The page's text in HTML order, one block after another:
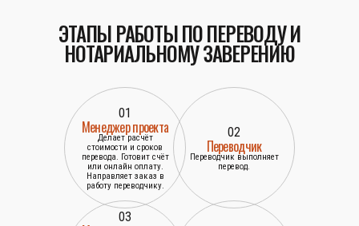
ЭТАПЫ РАБОТЫ ПО ПЕРЕВОДУ И
НОТАРИАЛЬНОМУ ЗАВЕРЕНИЮ
01
Менеджер проекта
Делает расчёт
стоимости и сроков
перевода. Готовит счёт
или онлайн оплату.
Направляет заказ в
работу переводчику.
02
Переводчик
Переводчик выполняет
перевод.
03